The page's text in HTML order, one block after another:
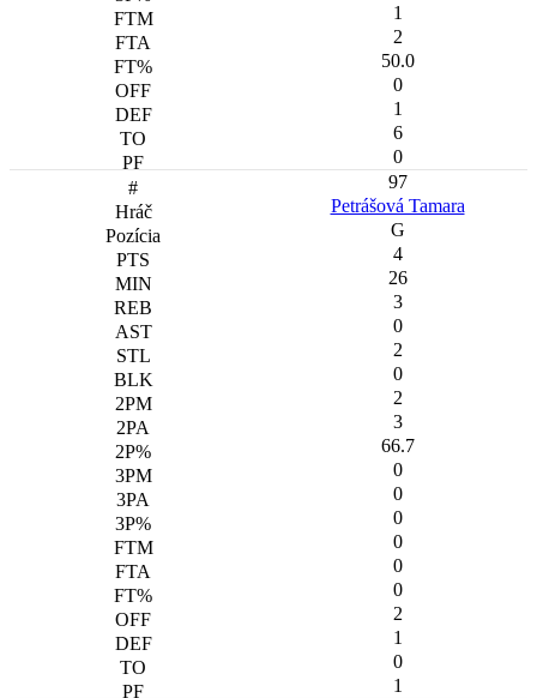
1
2
50.0
0
1
6
0
97
Petrášová Tamara
G
4
26
3
0
2
0
2
3
66.7
0
0
0
0
0
0
2
1
0
1